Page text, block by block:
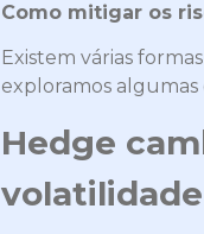
Como mitigar os
Existem várias
exploramos algumas
Hedge
volatilidade